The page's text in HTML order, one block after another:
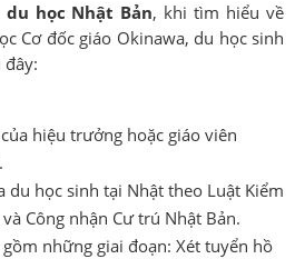
học Nhật Bản, khi tìm hiểu về
Cơ đốc giáo Okinawa, du học sinh
đây:
hiệu trưởng hoặc giáo viên
du học sinh tại Nhật theo Luật Kiểm
Công nhận Cư trú Nhật Bản.
những giai đoạn: Xét tuyển hồ